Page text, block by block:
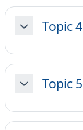
MinimizzaTopic 4
MinimizzaTopic 5